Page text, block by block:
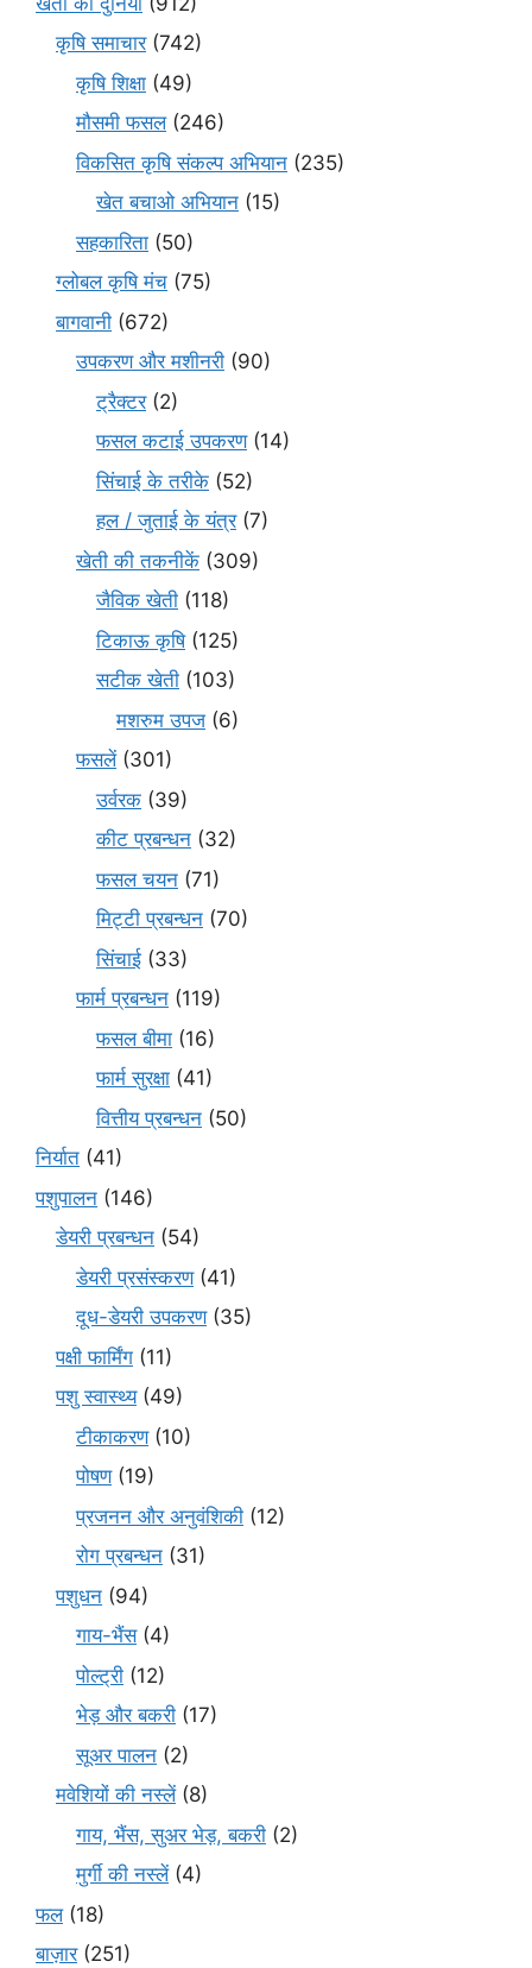
कृषि समाचार(742)
कृषि शिक्षा (49)
मौसमी फसल(246)
विकसित कृषि संकल्प अभियान (235)
खेत बचाओ अभियान (15)
सहकारिता (50)
ग्लोबल कृषि मंच (75)
बागवानी (672)
उपकरण और मशीनरी (90)
ट्रैक्टर(2)
फसल कटाई उपकरण(14)
सिंचाई के तरीके (52)
हल / जुताई के यंत्र(7)
खेती की तकनीकें (309)
जैविक खेती (118)
टिकाऊ कृषि(125)
सटीक खेती (103)
मशरुम उपज (6)
फसलें(301)
उर्वरक (39)
कीट प्रबन्धन (32)
फसल चयन (71)
मि‌ट्टी प्रबन्धन (70)
सिंचाई (33)
फार्म प्रबन्धन (119)
फसल बीमा (16)
फार्म सुरक्षा (41)
वित्तीय प्रबन्धन (50)
निर्यात (41)
पशुपालन (146)
डेयरी प्रबन्धन (54)
डेयरी प्रसंस्करण(41)
दूध-डेयरी उपकरण(35)
पक्षी फार्मिंग (11)
पशु स्वास्थ्य(49)
टीकाकरण(10)
पोषण(19)
प्रजनन और अनुवंशिकी (12)
रोग प्रबन्धन (31)
पशुधन (94)
गाय-भैंस(4)
पोल्ट्री (12)
भेड़ और बकरी (17)
सूअर पालन (2)
मवेशियों की नस्लें(8)
गाय, भैंस, सुअर भेड़, बकरी (2)
मुर्गी की नस्लें(4)
फल(18)
बाज़ार(251)